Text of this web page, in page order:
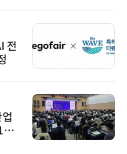
와이즈스톤, 에이데이타
에이블스토어
시놀로지, SK네트웍스
상 보안 카메라 국내 독
트너십 체결